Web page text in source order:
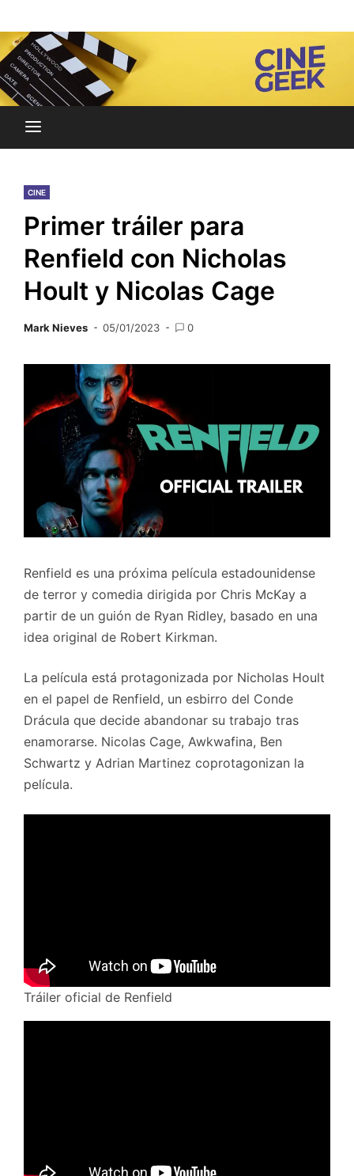
to
contentCine Geek
CINE
Primer tráiler para
Renfield con Nicholas
Hoult y Nicolas Cage
Mark Nieves 05/01/2023 0
Renfield es una próxima película estadounidense
de terror y comedia dirigida por Chris McKay a
partir de un guión de Ryan Ridley, basado en una
idea original de Robert Kirkman.
La película está protagonizada por Nicholas Hoult
en el papel de Renfield, un esbirro del Conde
Drácula que decide abandonar su trabajo tras
enamorarse. Nicolas Cage, Awkwafina, Ben
Schwartz y Adrian Martinez coprotagonizan la
película.
Tráiler oficial de Renfield